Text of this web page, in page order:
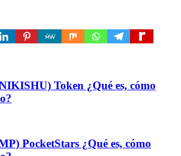
Token ¿Qué es, cómo
PocketStars ¿Qué es, cómo